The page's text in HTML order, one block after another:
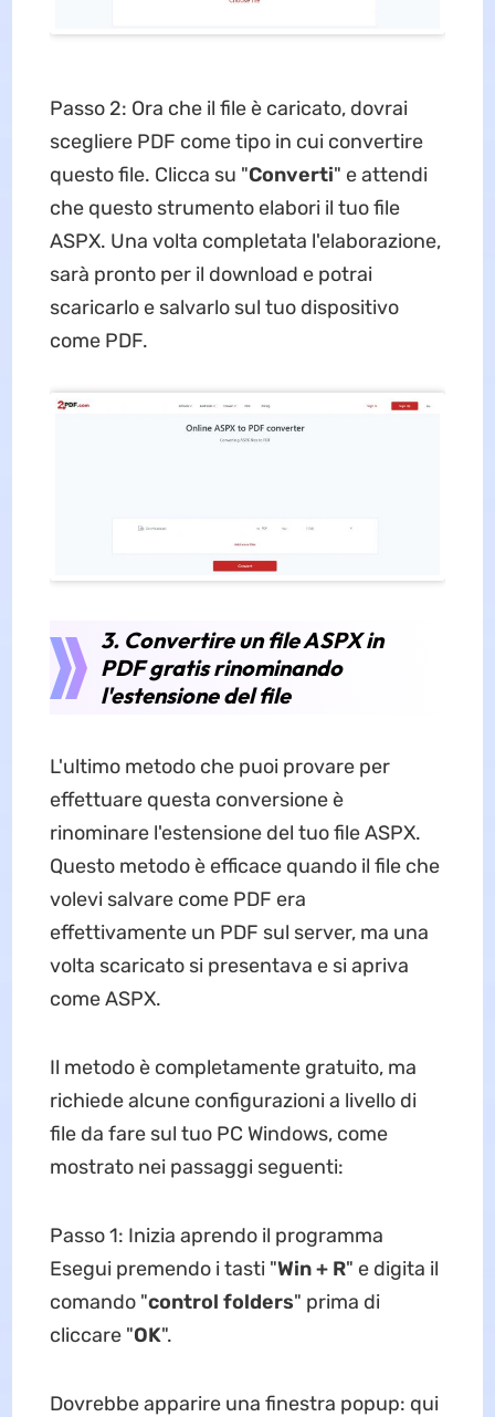
Passo 2: Ora che il file è caricato, dovrai
scegliere PDF come tipo in cui convertire
questo file. Clicca su "Converti" e attendi
che questo strumento elabori il tuo file
ASPX. Una volta completata l'elaborazione,
sarà pronto per il download e potrai
scaricarlo e salvarlo sul tuo dispositivo
come PDF.
3. Convertire un file ASPX in
PDF gratis rinominando
l'estensione del file
L'ultimo metodo che puoi provare per
effettuare questa conversione è
rinominare l'estensione del tuo file ASPX.
Questo metodo è efficace quando il file che
volevi salvare come PDF era
effettivamente un PDF sul server, ma una
volta scaricato si presentava e si apriva
come ASPX.
Il metodo è completamente gratuito, ma
richiede alcune configurazioni a livello di
file da fare sul tuo PC Windows, come
mostrato nei passaggi seguenti:
Passo 1: Inizia aprendo il programma
Esegui premendo i tasti "Win + R" e digita il
comando "control folders" prima di
cliccare "OK".
Dovrebbe apparire una finestra popup: qui